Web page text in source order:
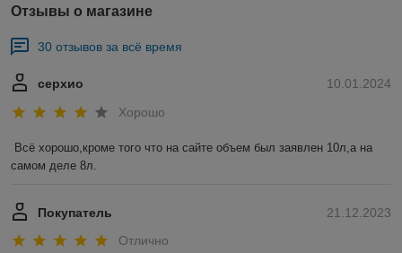
Отзывы о магазине
30 отзывов за всё время
10.01.2024
серхио
Хорошо
Всё хорошо,кроме того что на сайте объем был заявлен 10л,а на
самом деле 8л.
21.12.2023
Покупатель
Отлично